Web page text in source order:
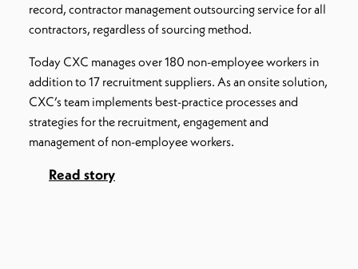
record, contractor management outsourcing service for all
contractors, regardless of sourcing method.
Today CXC manages over 180 non-employee workers in
addition to 17 recruitment suppliers. As an onsite solution,
CXC’s team implements best-practice processes and
strategies for the recruitment, engagement and
management of non-employee workers.
Read story